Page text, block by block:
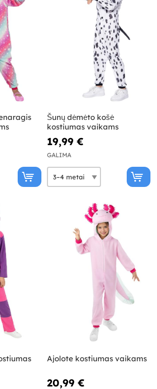
Šunų dėmėto košė
kostiumas vaikams
19,99 €
GALIMA
Ajolote kostiumas vaikams
20,99 €